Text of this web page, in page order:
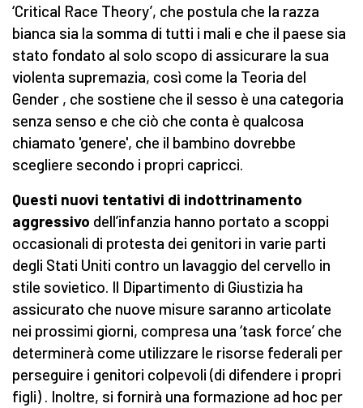
‘Critical Race Theory’, che postula che la razza
bianca sia la somma di tutti i mali e che il paese sia
stato fondato al solo scopo di assicurare la sua
violenta supremazia, così come la Teoria del
Gender , che sostiene che il sesso è una categoria
senza senso e che ciò che conta è qualcosa
chiamato 'genere', che il bambino dovrebbe
scegliere secondo i propri capricci.
Questi nuovi tentativi di indottrinamento
aggressivo dell’infanzia hanno portato a scoppi
occasionali di protesta dei genitori in varie parti
degli Stati Uniti contro un lavaggio del cervello in
stile sovietico. Il Dipartimento di Giustizia ha
assicurato che nuove misure saranno articolate
nei prossimi giorni, compresa una ‘task force’ che
determinerà come utilizzare le risorse federali per
perseguire i genitori colpevoli (di difendere i propri
figli) . Inoltre, si fornirà una formazione ad hoc per